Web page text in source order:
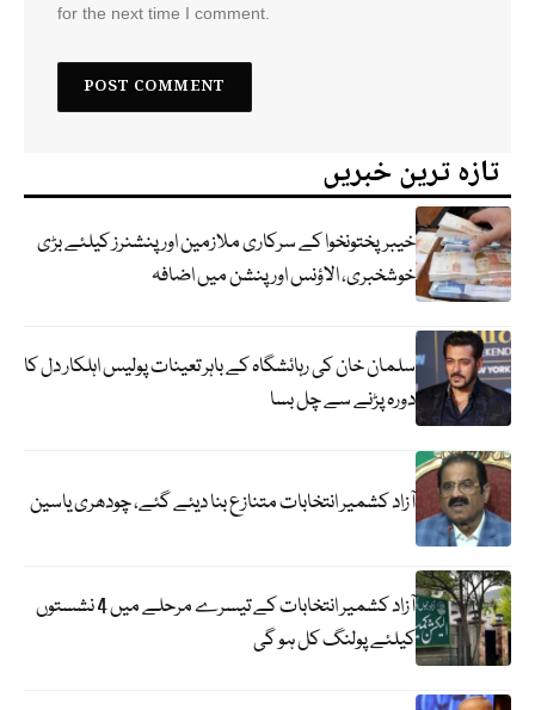
for the next time I comment.
تازہ ترین خبریں
خیبرپختونخوا کے سرکاری ملازمین اور پنشنرز کیلئے بڑی
خوشخبری، الاؤنس اور پنشن میں اضافہ
سلمان خان کی رہائشگاہ کے باہر تعینات پولیس اہلکار دل کا
دورہ پڑنے سے چل بسا
آزاد کشمیر انتخابات متنازع بنا دیئے گئے، چودھری یاسین
آزاد کشمیر انتخابات کے تیسرے مرحلے میں 4 نشستوں
کیلئے پولنگ کل ہو گی